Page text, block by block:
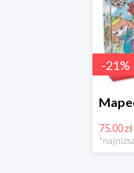
-21%
75.00 zł